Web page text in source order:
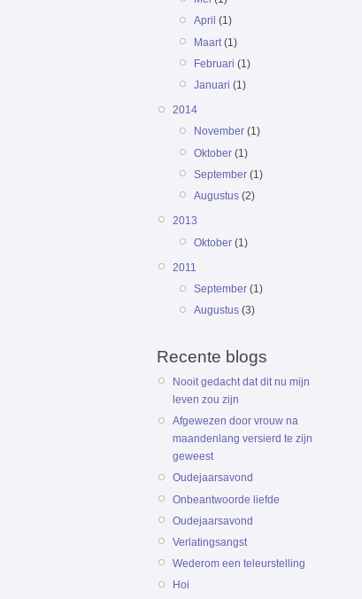
April (1)
Maart (1)
Februari (1)
Januari (1)
2014
November (1)
Oktober (1)
September (1)
Augustus (2)
2013
Oktober (1)
2011
September (1)
Augustus (3)
Recente blogs
Nooit gedacht dat dit nu mijn
leven zou zijn
Afgewezen door vrouw na
maandenlang versierd te zijn
geweest
Oudejaarsavond
Onbeantwoorde liefde
Oudejaarsavond
Verlatingsangst
Wederom een teleurstelling
Hoi